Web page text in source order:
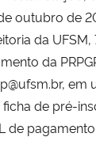
dos Direitos
outubro de
da UFSM,
da
em
de pré-
de pagamento